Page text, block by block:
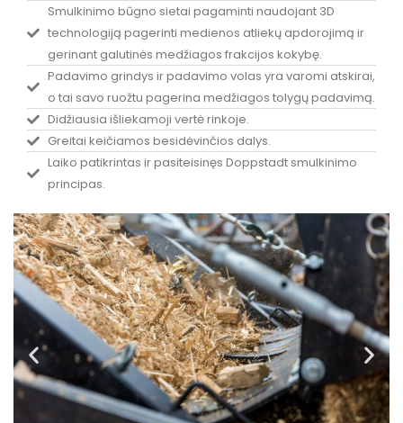
Smulkinimo būgno sietai pagaminti naudojant 3D
technologiją pagerinti medienos atliekų apdorojimą ir
gerinant galutinės medžiagos frakcijos kokybę.
Padavimo grindys ir padavimo volas yra varomi atskirai,
o tai savo ruožtu pagerina medžiagos tolygų padavimą.
Didžiausia išliekamoji vertė rinkoje.
Greitai keičiamos besidėvinčios dalys.
Laiko patikrintas ir pasiteisinęs Doppstadt smulkinimo
principas.